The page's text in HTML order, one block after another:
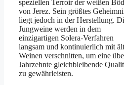
speziellen Terroir der weißen
von Jerez. Sein größtes
liegt jedoch in der Herstellung.
Jungweine werden in dem
einzigartigen Solera-Verfahren
langsam und kontinuierlich mit
Weinen verschnitten, um eine
Jahrzehnte gleichbleibende
zu gewährleisten.